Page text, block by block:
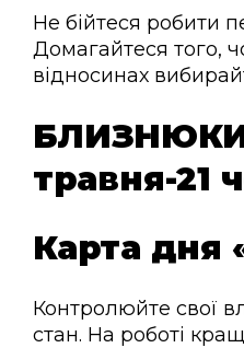
Не бійтеся робити
Домагайтеся того,
відносинах
БЛИЗНЮКИ
травня-21
Карта дня
Контролюйте свої
стан. На роботі